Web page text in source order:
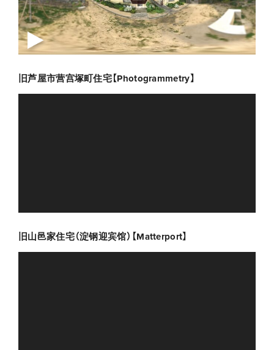
旧芦屋市营宫塚町住宅【Photogrammetry】
旧山邑家住宅（淀钢迎宾馆）【Matterport】